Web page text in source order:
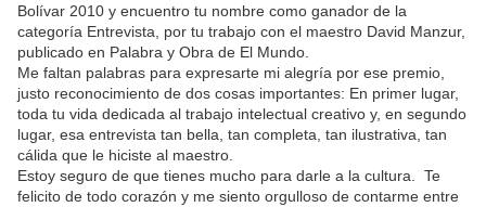
Bolívar 2010 y encuentro tu nombre como ganador de la
categoría Entrevista, por tu trabajo con el maestro David Manzur,
publicado en Palabra y Obra de El Mundo.
Me faltan palabras para expresarte mi alegría por ese premio,
justo reconocimiento de dos cosas importantes: En primer lugar,
toda tu vida dedicada al trabajo intelectual creativo y, en segundo
lugar, esa entrevista tan bella, tan completa, tan ilustrativa, tan
cálida que le hiciste al maestro.
Estoy seguro de que tienes mucho para darle a la cultura. Te
felicito de todo corazón y me siento orgulloso de contarme entre